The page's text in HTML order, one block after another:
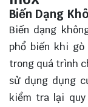
Biến Dạng
Biến dạng
phổ biến khi gò
trong quá trình
sử dụng dụng
kiểm tra lại